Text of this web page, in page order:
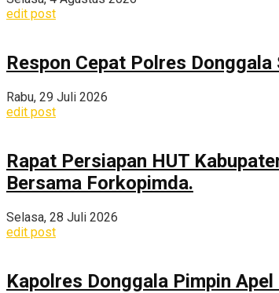
edit post
Respon Cepat Polres
Rabu, 29 Juli 2026
edit post
Rapat Persiapan HUT
Bersama Forkopimda.
Selasa, 28 Juli 2026
edit post
Kapolres Donggala Pimpin